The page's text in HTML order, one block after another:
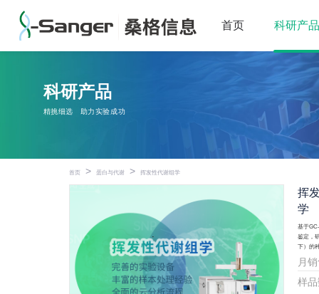
首页 科研产品
科研产品
精挑细选 助力实验成功
首页 > 蛋白与代谢 > 挥发性代谢组学
挥
学
基于
鉴定，
下）的
月
样